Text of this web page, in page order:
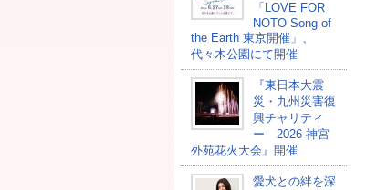
「LOVE FOR
NOTO Song of
the Earth 東京開催」、
代々木公園にて開催
『東日本大震
災・九州災害復
興チャリティ
ー 2026 神宮
外苑花火大会』開催
愛犬との絆を深